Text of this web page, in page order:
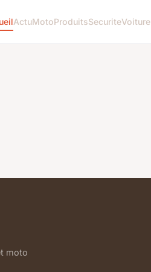
ActuMotoProduitsSecuriteVoiture
moto